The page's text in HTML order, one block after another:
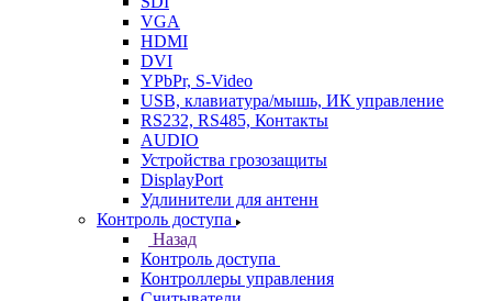
VGA
HDMI
DVI
YPbPr, S-Video
USB, клавиатура/мышь, ИК управление
RS232, RS485, Контакты
AUDIO
Устройства грозозащиты
DisplayPort
Удлинители для антенн
Контроль доступа
Назад
Контроль доступа
Контроллеры управления